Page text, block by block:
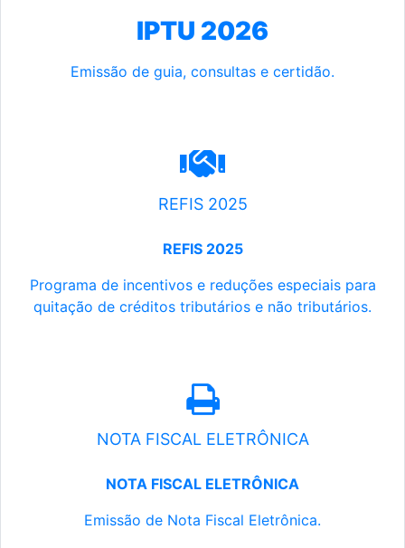
IPTU 2026
Emissão de guia, consultas e certidão.
REFIS 2025
REFIS 2025
Programa de incentivos e reduções especiais para
quitação de créditos tributários e não tributários.
NOTA FISCAL ELETRÔNICA
NOTA FISCAL ELETRÔNICA
Emissão de Nota Fiscal Eletrônica.